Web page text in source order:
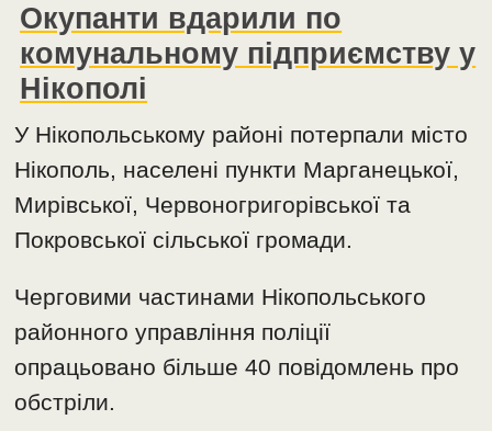
Окупанти вдарили по
комунальному підприємству у
Нікополі
У Нікопольському районі потерпали місто
Нікополь, населені пункти Марганецької,
Мирівської, Червоногригорівської та
Покровської сільської громади.
Черговими частинами Нікопольського
районного управління поліції
опрацьовано більше 40 повідомлень про
обстріли.